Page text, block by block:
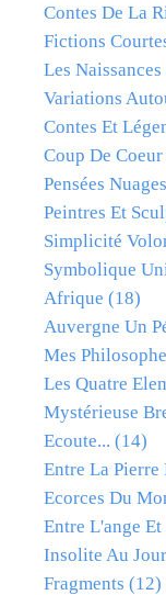
Contes De La
Fictions
Les
Variations
Contes Et
Coup De
Pensées
Peintres Et
Simplicité
Symbolique
Afrique (18)
Auvergne Un
Mes
Les Quatre
Mystérieuse
Ecoute... (14)
Entre La Pierre
Ecorces Du
Entre L'ange
Insolite Au
Fragments (12)